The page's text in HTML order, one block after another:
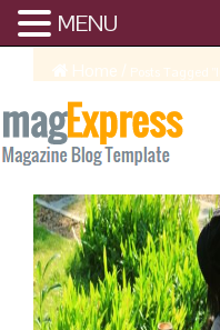
Home / Posts Tagged
MENU